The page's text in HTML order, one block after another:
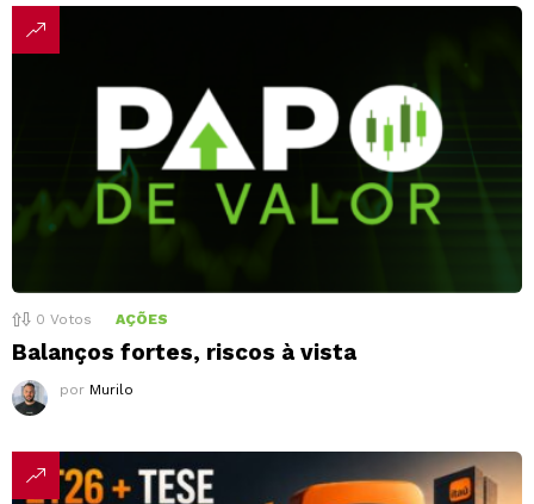
0 Votos AÇÕES
Balanços fortes, riscos à vista
por Murilo